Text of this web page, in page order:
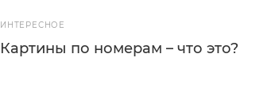
ИНТЕРЕСНОЕ
Картины по номерам – что это?